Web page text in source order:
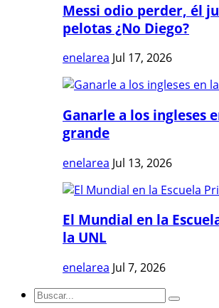
Messi odio perder, él
pelotas ¿No Diego?
enelarea Jul 17, 2026
Ganarle a los ingleses
grande
enelarea Jul 13, 2026
El Mundial en la
la UNL
enelarea Jul 7, 2026